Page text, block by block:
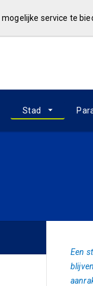
service te
Stad
Een